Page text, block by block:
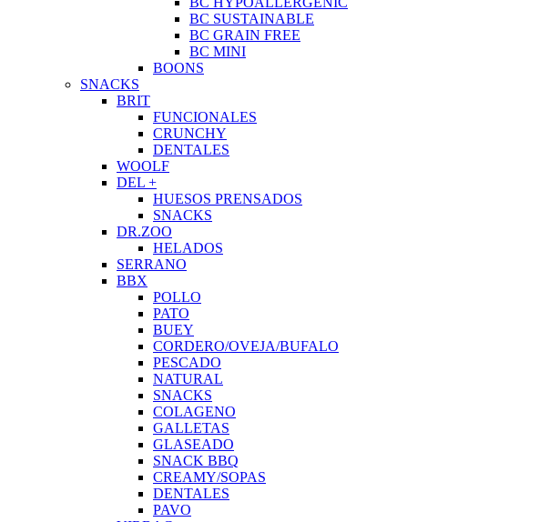
BC SUSTAINABLE
BC GRAIN FREE
BC MINI
BOONS
SNACKS
BRIT
FUNCIONALES
CRUNCHY
DENTALES
WOOLF
DEL +
HUESOS PRENSADOS
SNACKS
DR.ZOO
HELADOS
SERRANO
BBX
POLLO
PATO
BUEY
CORDERO/OVEJA/BUFALO
PESCADO
NATURAL
SNACKS
COLAGENO
GALLETAS
GLASEADO
SNACK BBQ
CREAMY/SOPAS
DENTALES
PAVO